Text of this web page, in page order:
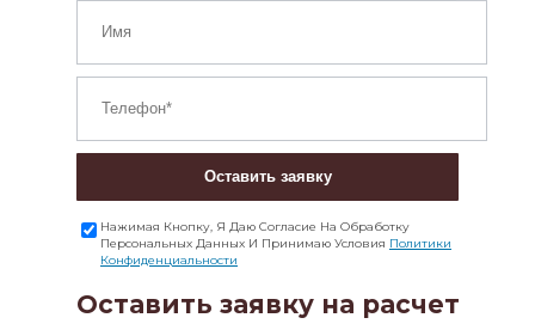
Оставить заявку
Нажимая Кнопку, Я Даю Согласие На Обработку
Персональных Данных И Принимаю Условия Политики
Конфиденциальности
Оставить заявку на расчет